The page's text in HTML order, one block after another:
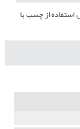
استفاده از چسب با